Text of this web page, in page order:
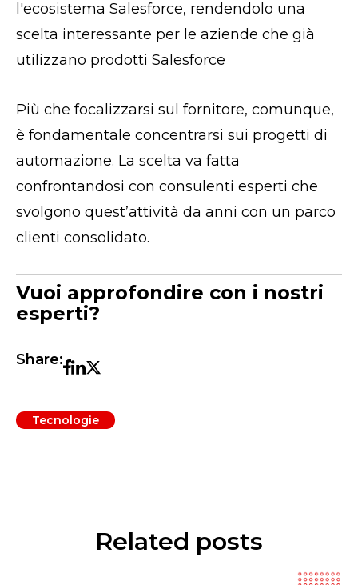
l'ecosistema Salesforce, rendendolo una
scelta interessante per le aziende che già
utilizzano prodotti Salesforce
Più che focalizzarsi sul fornitore, comunque,
è fondamentale concentrarsi sui progetti di
automazione. La scelta va fatta
confrontandosi con consulenti esperti che
svolgono quest’attività da anni con un parco
clienti consolidato.
Vuoi approfondire con i nostri
esperti?
Share:
Tecnologie
Related posts